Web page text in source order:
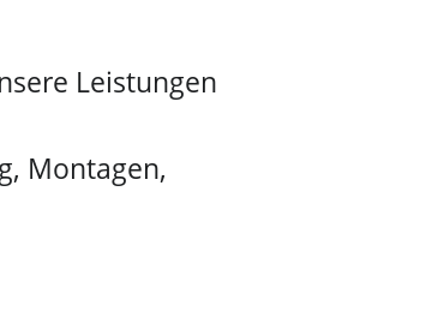
Leistungen
Montagen,